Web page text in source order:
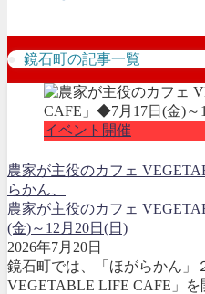
鏡石町の記事一覧
イベント開催
農家が主役のカフェ
らかん、
農家が主役のカフェ
(金)～12月20日(日)
2026年7月20日
鏡石町では、「ほがらかん」
VEGETABLE LIFE CAFE」